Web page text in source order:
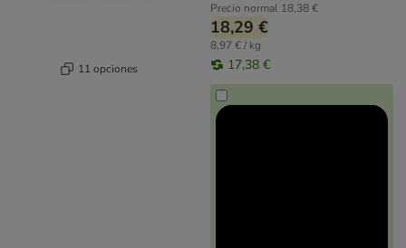
11 opciones
Precio normal 18,38 €
18,29 €
8,97 € / kg
17,38 €